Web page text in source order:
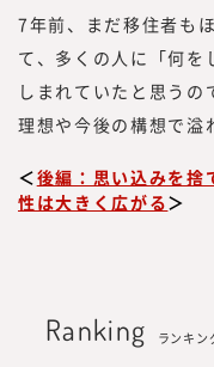
7年前、まだ移住者も
て、多くの人に「何を
しまれていたと思う
理想や今後の構想で溢
＜後編：思い込みを捨
性は大きく広がる＞
Ranking ランキン